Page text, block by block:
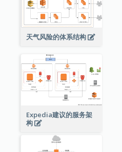
天气风险的体系结构
Expedia建议的服务架
构